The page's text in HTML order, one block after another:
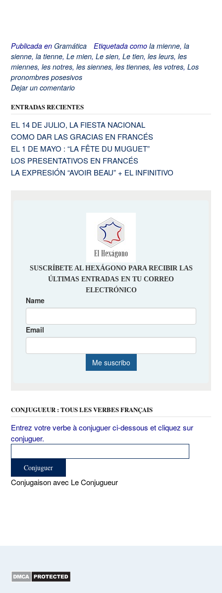
Publicada en Gramática Etiquetada como la mienne, la
sienne, la tienne, Le mien, Le sien, Le tien, les leurs, les
miennes, les notres, les siennes, les tiennes, les votres, Los
pronombres posesivos
Dejar un comentario
ENTRADAS RECIENTES
EL 14 DE JULIO, LA FIESTA NACIONAL
COMO DAR LAS GRACIAS EN FRANCÉS
EL 1 DE MAYO : “LA FÊTE DU MUGUET”
LOS PRESENTATIVOS EN FRANCÉS
LA EXPRESIÓN “AVOIR BEAU” + EL INFINITIVO
CONJUGUEUR : TOUS LES VERBES FRANÇAIS
Entrez votre verbe à conjuguer ci-dessous et cliquez sur
conjuguer.
Conjugaison avec Le Conjugueur